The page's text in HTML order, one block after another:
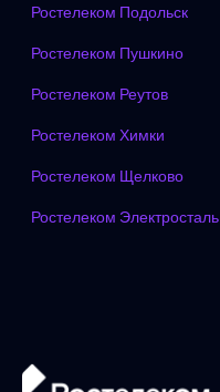
Ростелеком Подольск
Ростелеком Пушкино
Ростелеком Реутов
Ростелеком Химки
Ростелеком Щелково
Ростелеком Электросталь